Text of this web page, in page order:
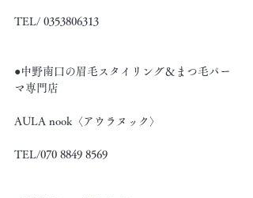
TEL/ 0353806313
●中野南口の眉毛スタイリング＆まつ毛パー
マ専門店
AULA nook〈アウラヌック〉
TEL/070 8849 8569